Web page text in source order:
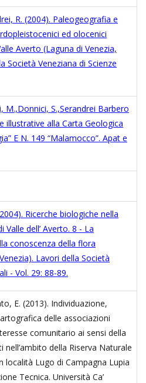
R. (2004). Paleogeografia e
ed olocenici
Averto (Laguna di Venezia,
Società Veneziana di Scienze
M.,Donnici, S.,Serandrei Barbero
illustrative alla Carta Geologica
E N. 149 “Malamocco”. Apat e
Ricerche biologiche nella
Valle dell’ Averto. 8 - La
conoscenza della flora
Lavori della Società
- Vol. 29: 88-89.
E. (2013). Individuazione,
delle associazioni
comunitario ai sensi della
nell’ambito della Riserva Naturale
località Lugo di Campagna Lupia
Tecnica. Università Ca’